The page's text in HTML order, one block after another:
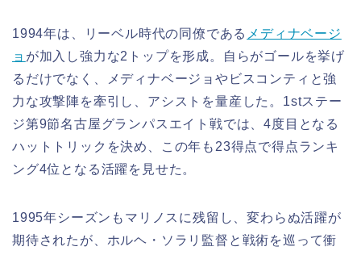
1994年は、リーベル時代の同僚である メディナベージ
ョ が加入し強力な2トップを形成。自らがゴールを挙げ
るだけでなく、メディナベージョやビスコンティと強
力な攻撃陣を牽引し、アシストを量産した。1stステー
ジ第9節名古屋グランパスエイト戦では、4度目となる
ハットトリックを決め、この年も23得点で得点ランキ
ング4位となる活躍を見せた。
1995年シーズンもマリノスに残留し、変わらぬ活躍が
期待されたが、ホルヘ・ソラリ監督と戦術を巡って衝